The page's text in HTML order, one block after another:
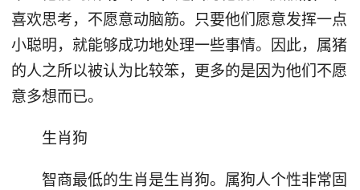
喜欢思考，不愿意动脑筋。只要他们愿意发挥一点
小聪明，就能够成功地处理一些事情。因此，属猪
的人之所以被认为比较笨，更多的是因为他们不愿
意多想而已。
生肖狗
智商最低的生肖是生肖狗。属狗人个性非常固